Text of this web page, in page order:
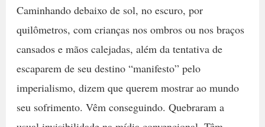
Caminhando debaixo de sol, no escuro, por
quilômetros, com crianças nos ombros ou nos braços
cansados e mãos calejadas, além da tentativa de
escaparem de seu destino “manifesto” pelo
imperialismo, dizem que querem mostrar ao mundo
seu sofrimento. Vêm conseguindo. Quebraram a